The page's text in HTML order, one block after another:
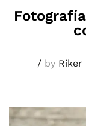
/by Riker